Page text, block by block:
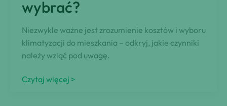
najlepszą
na
panele
słoneczne?
wybrać?
Niezwykle ważne jest zrozumienie kosztów i wyboru
klimatyzacji do mieszkania – odkryj, jakie czynniki
należy wziąć pod uwagę.
Klimatyzacja
Czytaj więcej >